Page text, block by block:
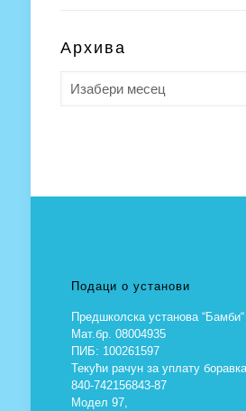
Архива
Подаци о установи
Предшколска установа
Мат.бр. 08004935
ПИБ: 100261597
Текући рачун за уплату
840-742156843-87
Модел 97,